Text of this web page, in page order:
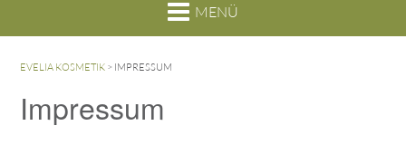
EVELIA KOSMETIK > IMPRESSUM
Impressum